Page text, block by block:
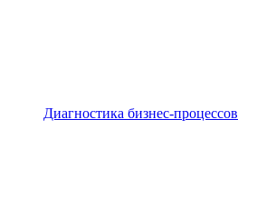
Диагностика бизнес-процессов